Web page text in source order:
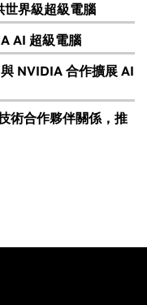
界級超級電腦
AI 超級電腦
NVIDIA 合作擴展 AI
術合作夥伴關係，推